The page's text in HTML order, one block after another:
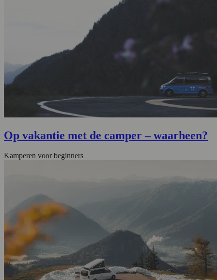
Op vakantie met de camper – waarheen?
Kamperen voor beginners